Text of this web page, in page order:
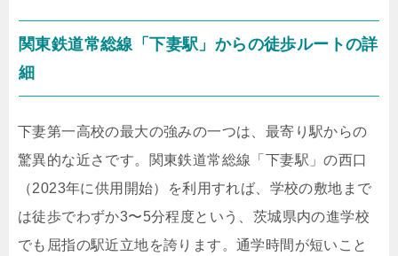
関東鉄道常総線「下妻駅」からの徒歩ルートの詳
細
下妻第一高校の最大の強みの一つは、最寄り駅からの
驚異的な近さです。関東鉄道常総線「下妻駅」の西口
（2023年に供用開始）を利用すれば、学校の敷地まで
は徒歩でわずか3〜5分程度という、茨城県内の進学校
でも屈指の駅近立地を誇ります。通学時間が短いこと